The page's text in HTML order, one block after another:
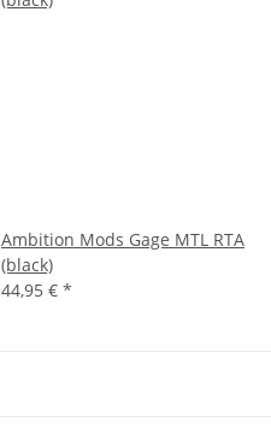
Ambition Mods Gage MTL RTA
(black)
44,95 € *